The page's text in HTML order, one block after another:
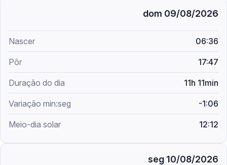
dom 09/08/2026
06:36
17:47
11h 11min
-1:06
12:12
seg 10/08/2026